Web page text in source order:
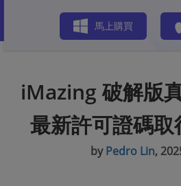
馬上購買
iMazing 破解版
最新許可證碼
byPedro Lin,